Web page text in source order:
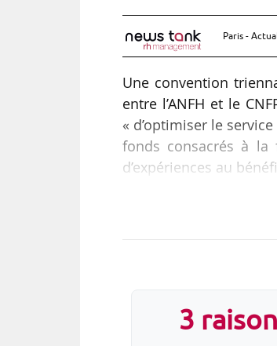
Paris -
Une convention
entre l’ANFH et le
« d’optimiser le
fonds consacrés à la
d’expériences au
Les axes de la
- d’identifier les
- de repérer les
3